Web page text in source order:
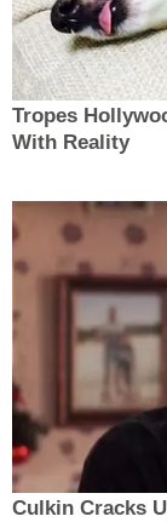
Tropes
With Reality
Culkin Cracks